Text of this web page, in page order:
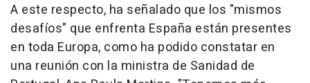
A este respecto, ha señalado que los "mismos
desafíos" que enfrenta España están presentes
en toda Europa, como ha podido constatar en
una reunión con la ministra de Sanidad de